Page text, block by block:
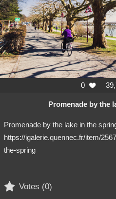
0 
Promenade by the
Promenade by the lake in the
https://igalerie.quennec.fr/item/
the-spring
 Votes (0)